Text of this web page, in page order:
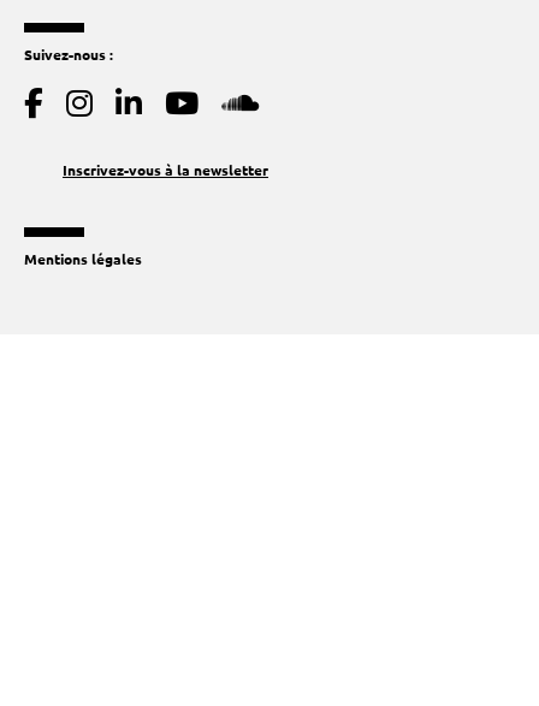
Suivez-nous :
Inscrivez-vous à la newsletter
Mentions légales